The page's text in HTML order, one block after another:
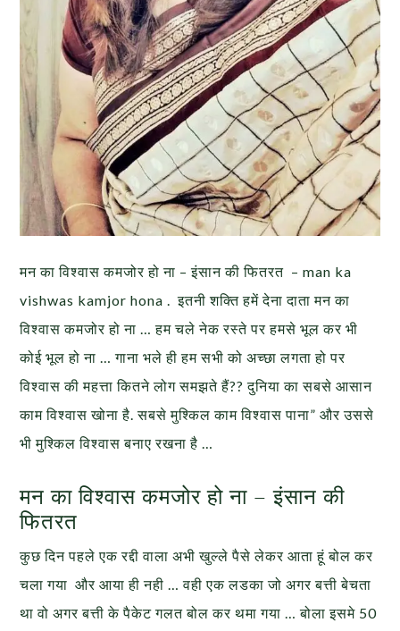
मन का विश्वास कमजोर हो ना – इंसान की फितरत – man ka
vishwas kamjor hona . इतनी शक्ति हमें देना दाता मन का
विश्वास कमजोर हो ना … हम चले नेक रस्ते पर हमसे भूल कर भी
कोई भूल हो ना … गाना भले ही हम सभी को अच्छा लगता हो पर
विश्वास की महत्ता कितने लोग समझते हैं?? दुनिया का सबसे आसान
काम विश्वास खोना है. सबसे मुश्किल काम विश्वास पाना” और उससे
भी मुश्किल विश्वास बनाए रखना है …
मन का विश्वास कमजोर हो ना – इंसान की
फितरत
कुछ दिन पहले एक रद्दी वाला अभी खुल्ले पैसे लेकर आता हूं बोल कर
चला गया और आया ही नही … वही एक लडका जो अगर बत्ती बेचता
था वो अगर बत्ती के पैकेट गलत बोल कर थमा गया … बोला इसमे 50